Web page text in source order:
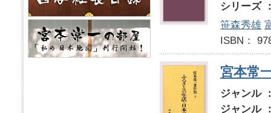
シリーズ
笹森秀雄
ISBN：
宮本常
ジャンル
ジャンル